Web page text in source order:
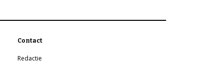
Contact
Redactie